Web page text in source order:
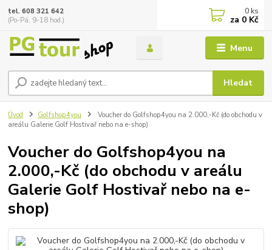
Menu
Hledat
tel. 608 321 642
(Po-Pá, 9-18 hod.)
0 ks
za 0 Kč
Úvod Golfshop4you
Voucher do Golfshop4you na 2.000,-Kč (do obchodu v
areálu Galerie Golf Hostivař nebo na e-shop)
Voucher do Golfshop4you na
2.000,-Kč (do obchodu v areálu
Galerie Golf Hostivař nebo na e-
shop)